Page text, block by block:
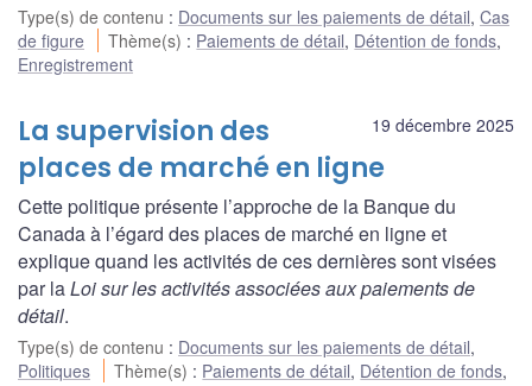
Type(s) de contenu : Documents sur les paiements de détail, Cas
de figure
Thème(s) : Paiements de détail, Détention de fonds,
Enregistrement
19 décembre 2025
La supervision des
places de marché en ligne
Cette politique présente l’approche de la Banque du
Canada à l’égard des places de marché en ligne et
explique quand les activités de ces dernières sont visées
par laLoi sur les activités associées aux paiements de
détail.
Type(s) de contenu : Documents sur les paiements de détail,
Politiques
Thème(s) : Paiements de détail, Détention de fonds,